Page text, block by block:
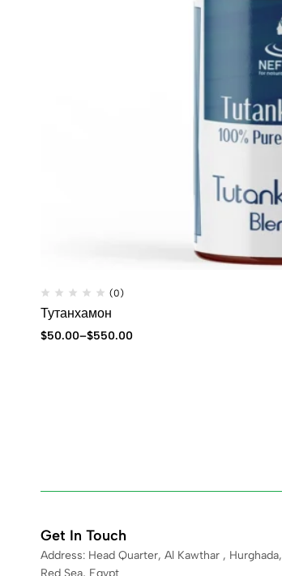
(0)
Тутанхамон
$50.00–$550.00
Get In Touch
Address: Head Quarter, Al Kawthar , Hurghada,
Red Sea, Egypt